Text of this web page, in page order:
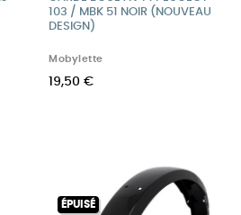
103 / MBK 51 NOIR (NOUVEAU
DESIGN)
Mobylette
19,50 €
ÉPUISÉ